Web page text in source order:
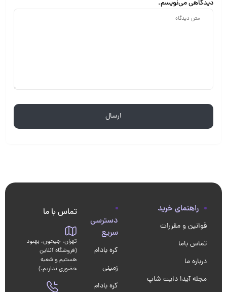
دیدگاهی می‌نویسم.
راهنمای خرید
قوانین و مقررات
تماس باما
درباره ما
مجله آیدا دایت شاپ
دسترسی
سریع
کره بادام
زمینی
کره بادام
تماس با ما
تهران، جیحون، بهنود
(فروشگاه آنلاین
هستیم و شعبه
حضوری نداریم.)